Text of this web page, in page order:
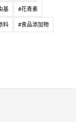
基 #花青素
料 #食品添加物